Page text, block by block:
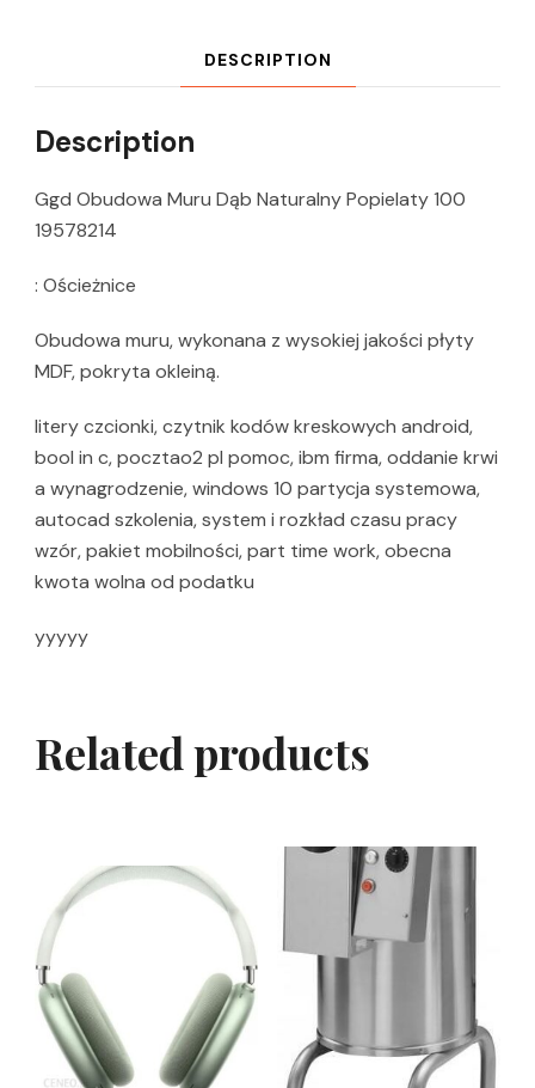
DESCRIPTION
Description
Ggd Obudowa Muru Dąb Naturalny Popielaty 100
19578214
: Ościeżnice
Obudowa muru, wykonana z wysokiej jakości płyty
MDF, pokryta okleiną.
litery czcionki, czytnik kodów kreskowych android,
bool in c, pocztao2 pl pomoc, ibm firma, oddanie krwi
a wynagrodzenie, windows 10 partycja systemowa,
autocad szkolenia, system i rozkład czasu pracy
wzór, pakiet mobilności, part time work, obecna
kwota wolna od podatku
yyyyy
Related products